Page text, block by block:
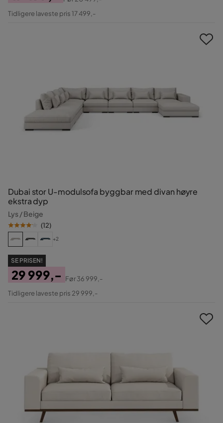
Pris
Original
Tidligere laveste pris 17 499,-
Dubai stor U-modulsofa byggbar med divan høyre
ekstra dyp
Lys / Beige
(12)
+2
SE PRISEN!
Pris
29 999,-
Original
Før36 999,-
Tidligere laveste pris 29 999,-